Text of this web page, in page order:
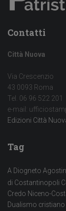
Contatti
Città Nuova
Via Crescenzio
43 0093 Roma
Tel. 06 96 522 201
e-mail:
Edizioni Città
Tag
A Diogneto
di Costantinopoli
Credo Niceno-
Dualismo cristiano